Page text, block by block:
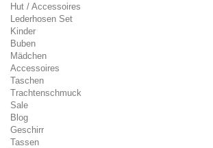
Hut / Accessoires
Lederhosen Set
Kinder
Buben
Mädchen
Accessoires
Taschen
Trachtenschmuck
Sale
Blog
Geschirr
Tassen